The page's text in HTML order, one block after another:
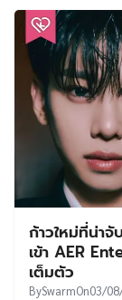
ก้าวใหม่ที่น่า
เข้า AER
เต็มตัว
BySwarmOn03/